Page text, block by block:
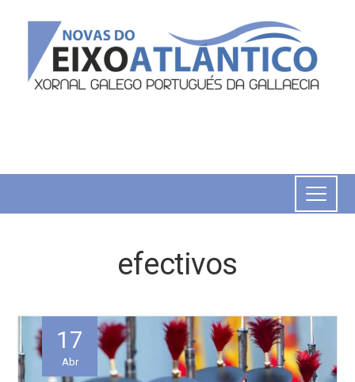
efectivos
17
Abr